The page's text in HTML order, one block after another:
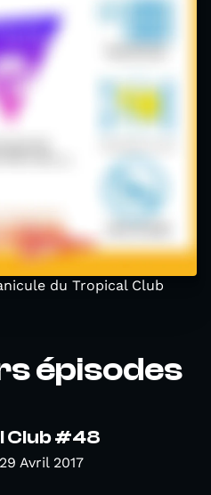
du Tropical Club
épisodes
Club #48
Avril 2017